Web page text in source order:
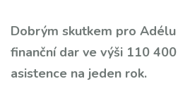
Dobrým skutkem pro
finanční dar ve výši 110
asistence na jeden rok.